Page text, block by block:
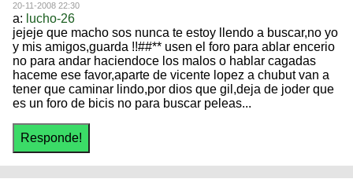
20-11-2008 22:30
a: lucho-26
jejeje que macho sos nunca te estoy llendo a buscar,no yo
y mis amigos,guarda !!##** usen el foro para ablar encerio
no para andar haciendoce los malos o hablar cagadas
haceme ese favor,aparte de vicente lopez a chubut van a
tener que caminar lindo,por dios que gil,deja de joder que
es un foro de bicis no para buscar peleas...